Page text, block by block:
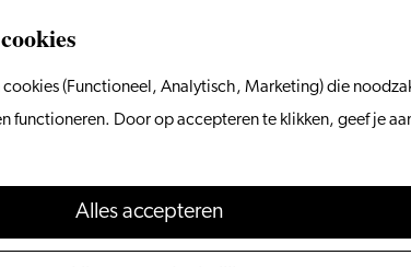
cookies (Functioneel, Analytisch, Marketing) die
functioneren. Door op accepteren te klikken, geef je
Alles accepteren
Bekijk hetactuele aanbod